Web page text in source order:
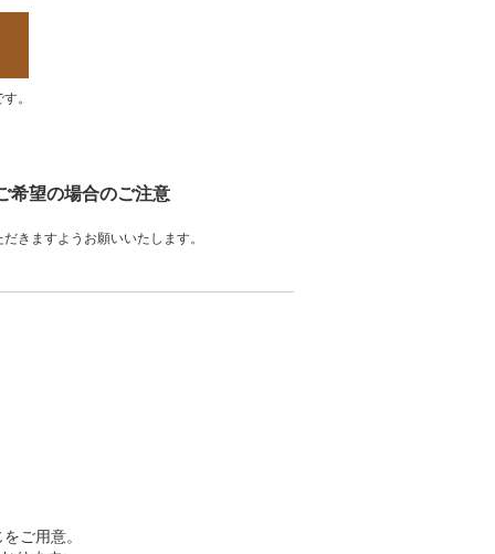
。
希望の場合のご注意
きますようお願いいたします。
ご用意。